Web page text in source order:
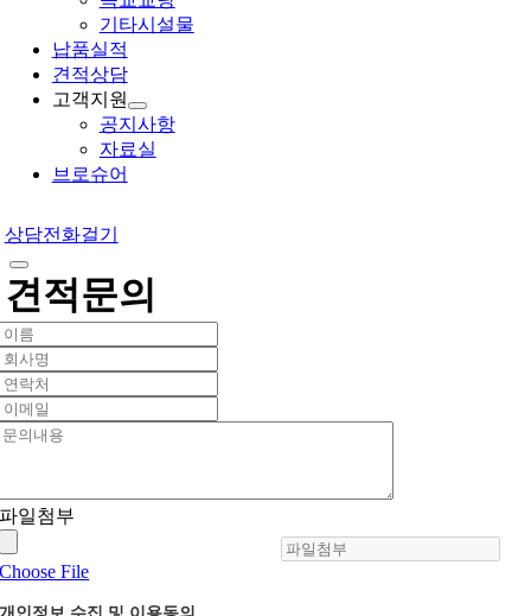
기타시설물
납품실적
견적상담
고객지원
공지사항
자료실
브로슈어
상담전화걸기
견적문의
파일첨부
Choose File